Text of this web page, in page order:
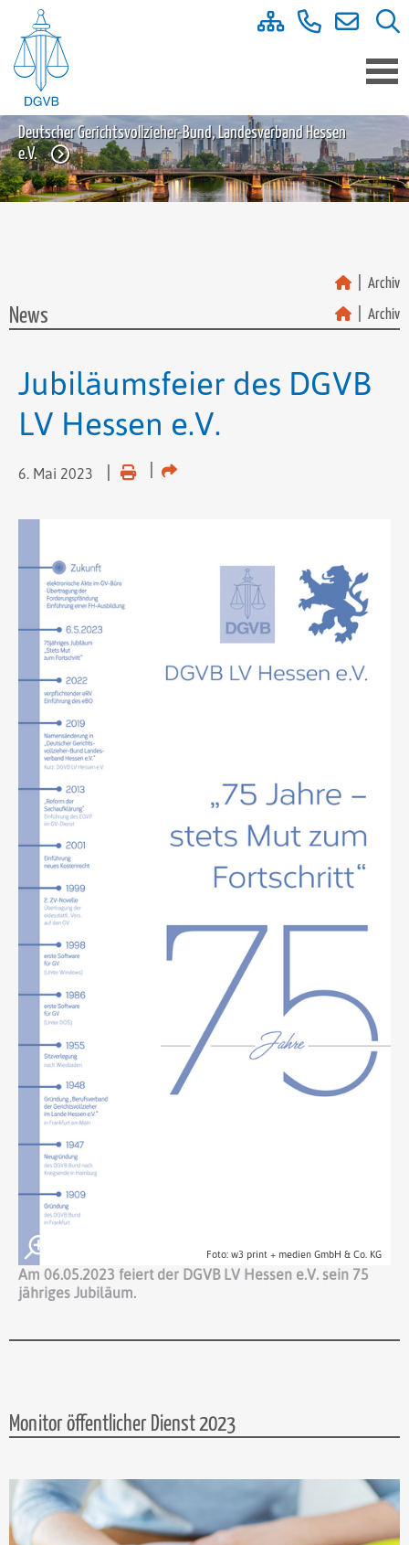
Deutscher Gerichtsvollzieher-Bund, Landesverband Hessen
e.V.
Archiv
News Archiv
Jubiläumsfeier des DGVB
LV Hessen e.V.
6. Mai 2023
Foto: w3 print + medien GmbH & Co. KG
Am 06.05.2023 feiert der DGVB LV Hessen e.V. sein 75
jähriges Jubiläum.
Monitor öffentlicher Dienst 2023